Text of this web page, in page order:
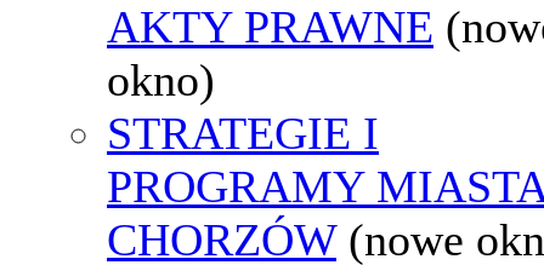
AKTY PRAWNE
okno)
STRATEGIE I
PROGRAMY
CHORZÓW (nowe